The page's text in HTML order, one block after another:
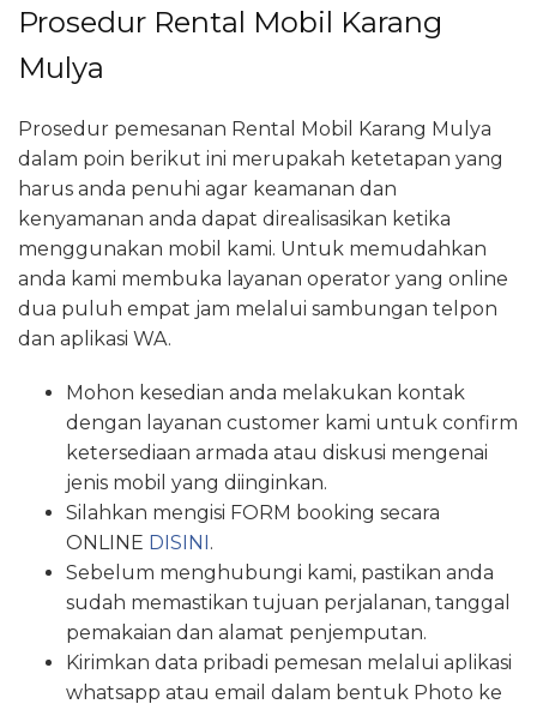
Prosedur Rental Mobil Karang
Mulya
Prosedur pemesanan Rental Mobil Karang Mulya
dalam poin berikut ini merupakah ketetapan yang
harus anda penuhi agar keamanan dan
kenyamanan anda dapat direalisasikan ketika
menggunakan mobil kami. Untuk memudahkan
anda kami membuka layanan operator yang online
dua puluh empat jam melalui sambungan telpon
dan aplikasi WA.
Mohon kesedian anda melakukan kontak
dengan layanan customer kami untuk confirm
ketersediaan armada atau diskusi mengenai
jenis mobil yang diinginkan.
Silahkan mengisi FORM booking secara
ONLINE DISINI .
Sebelum menghubungi kami, pastikan anda
sudah memastikan tujuan perjalanan, tanggal
pemakaian dan alamat penjemputan.
Kirimkan data pribadi pemesan melalui aplikasi
whatsapp atau email dalam bentuk Photo ke